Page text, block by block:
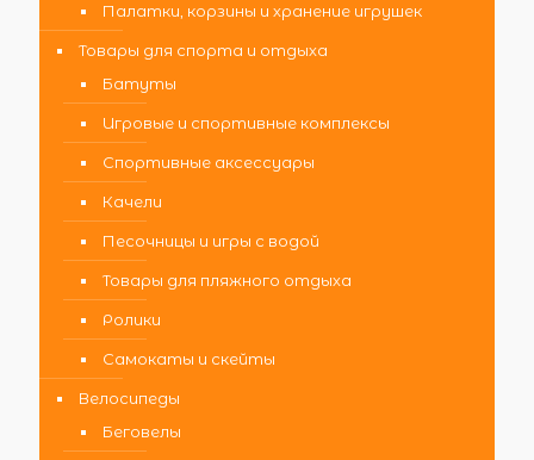
Палатки, корзины и хранение игрушек
Товары для спорта и отдыха
Батуты
Игровые и спортивные комплексы
Спортивные аксессуары
Качели
Песочницы и игры с водой
Товары для пляжного отдыха
Ролики
Самокаты и скейты
Велосипеды
Беговелы